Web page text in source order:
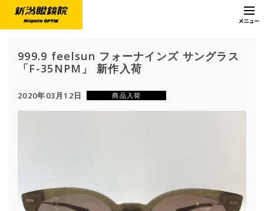
999.9 feelsun フォーナインズ サングラス
「F-35NPM」 新作入荷
2020年03月12日 商品入荷